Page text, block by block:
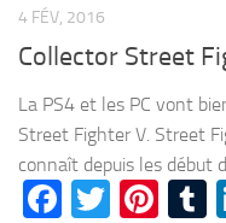
4 FÉV, 2016
Collector Street
La PS4 et les PC vont
Street Fighter V. Street
connaît depuis les début
Facebook
Twitter